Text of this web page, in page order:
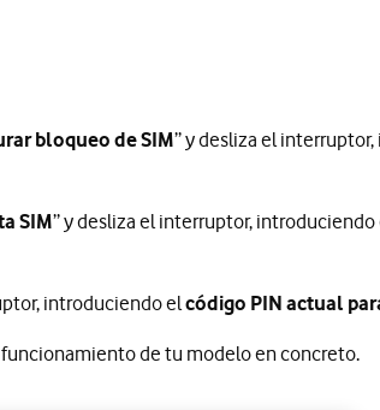
bloqueo de SIM” y desliza el
SIM” y desliza el interruptor, introduciendo
introduciendo elcódigo PIN actual
manuales
funcionamiento de tu modelo en concreto.